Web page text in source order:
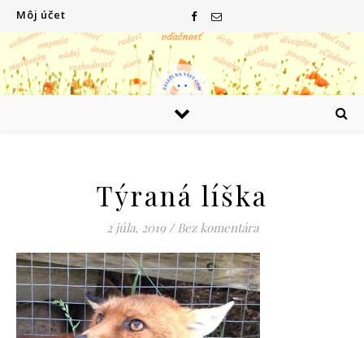
Môj účet
Týraná líška
2 júla, 2019 / Bez komentára